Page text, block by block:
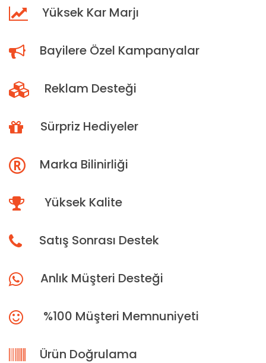
Yüksek Kar Marjı
Bayilere Özel Kampanyalar
Reklam Desteği
Sürpriz Hediyeler
Marka Bilinirliği
Yüksek Kalite
Satış Sonrası Destek
Anlık Müşteri Desteği
%100 Müşteri Memnuniyeti
Ürün Doğrulama